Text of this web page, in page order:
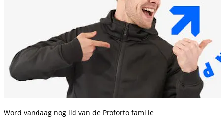
Word vandaag nog lid van de Proforto familie